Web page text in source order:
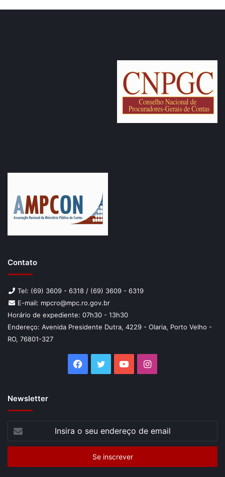
Contato
Tel: (69) 3609 - 6318 / (69) 3609 - 6319
E-mail: mpcro@mpc.ro.gov.br
Horário de expediente: 07h30 - 13h30
Endereço: Avenida Presidente Dutra, 4229 - Olaria, Porto Velho -
RO, 76801-327
Facebook
TwitterYouTubeInstagram
Newsletter
seu
de